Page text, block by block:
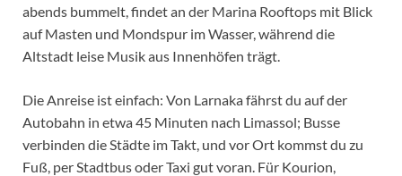
abends bummelt, findet an der Marina Rooftops mit Blick
auf Masten und Mondspur im Wasser, während die
Altstadt leise Musik aus Innenhöfen trägt.
Die Anreise ist einfach: Von Larnaka fährst du auf der
Autobahn in etwa 45 Minuten nach Limassol; Busse
verbinden die Städte im Takt, und vor Ort kommst du zu
Fuß, per Stadtbus oder Taxi gut voran. Für Kourion,